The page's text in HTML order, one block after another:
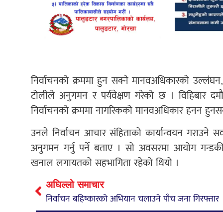
निर्वाचनको क्रममा हुन सक्ने मानवअधिकारको
टोलीले अनुगमन र पर्यवेक्षण गरेको छ । विहिबार
निर्वाचनको क्रममा नागरिकको मानवअधिकार हनन
उनले निर्वाचन आचार संहिताको कार्यान्वयन गराउने
अनुगमन गर्नु पर्ने बताए । सो अवसरमा आयोग
खनाल लगायतको सहभागिता रहेको थियो ।
अघिल्लो समाचार
निर्वाचन बहिष्कारको अभियान चलाउने पाँच जना गिरफ्तार